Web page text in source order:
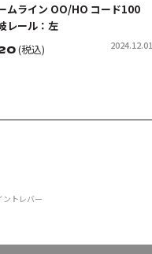
ムライン OO/HO コード100
レール：左
(税込) 2024.12.01
トレバー